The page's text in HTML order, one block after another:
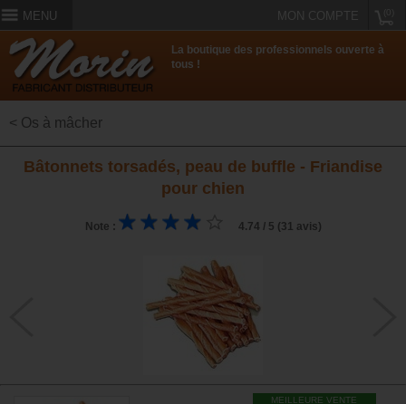
MENU MON COMPTE
La boutique des professionnels ouverte à
tous !
< Os à mâcher
Bâtonnets torsadés, peau de buffle - Friandise
pour chien
Note : 4.74 / 5 (31 avis)
MEILLEURE VENTE